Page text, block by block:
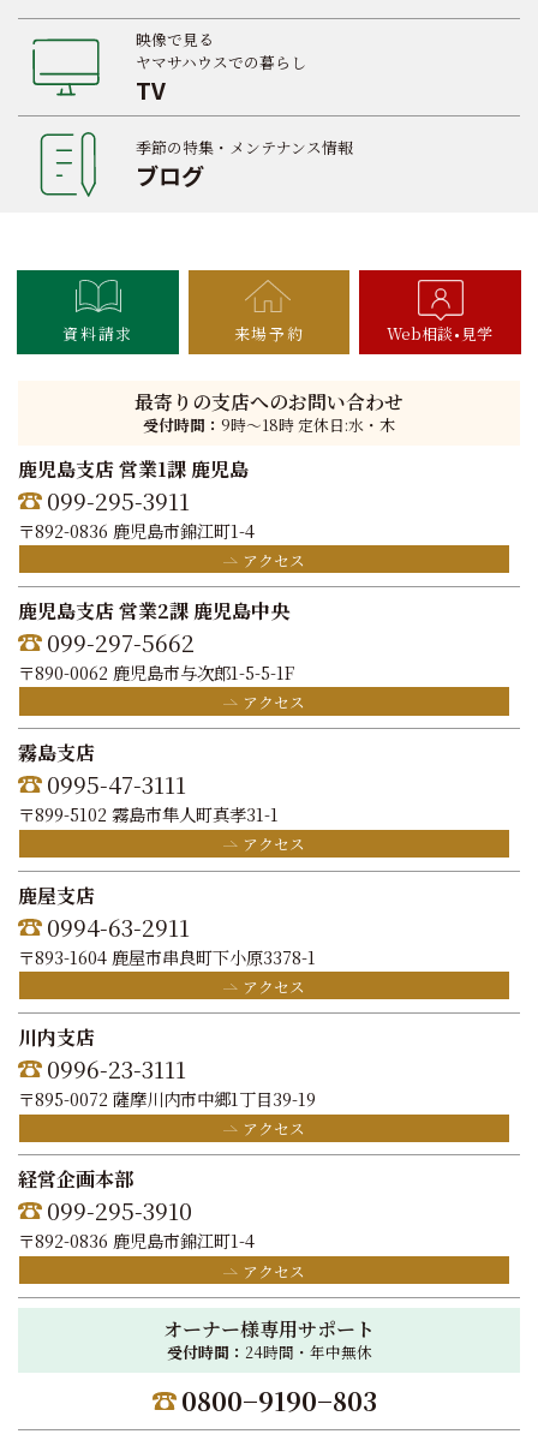
映像で見る
ヤマサハウスでの暮らし
TV
季節の特集・メンテナンス情報
ブログ
資料請求 来場予約 Web相談 見学
最寄りの支店へのお問い合わせ
受付時間： 9時〜18時 定休日:水・木
鹿児島支店 営業1課 鹿児島
099-295-3911
〒892-0836 鹿児島市錦江町1-4
アクセス
鹿児島支店 営業2課 鹿児島中央
099-297-5662
〒890-0062 鹿児島市与次郎1-5-5-1F
アクセス
霧島支店
0995-47-3111
〒899-5102 霧島市隼人町真孝31-1
アクセス
鹿屋支店
0994-63-2911
〒893-1604 鹿屋市串良町下小原3378-1
アクセス
川内支店
0996-23-3111
〒895-0072 薩摩川内市中郷1丁目39-19
アクセス
経営企画本部
099-295-3910
〒892-0836 鹿児島市錦江町1-4
アクセス
オーナー様専用サポート
受付時間： 24時間・年中無休
0800−9190−803